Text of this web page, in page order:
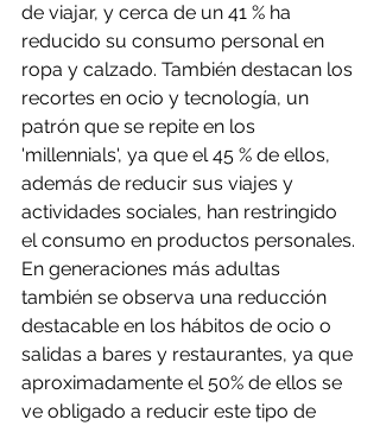
de viajar, y cerca de un 41 % ha
reducido su consumo personal en
ropa y calzado. También destacan los
recortes en ocio y tecnología, un
patrón que se repite en los
'millennials', ya que el 45 % de ellos,
además de reducir sus viajes y
actividades sociales, han restringido
el consumo en productos personales.
En generaciones más adultas
también se observa una reducción
destacable en los hábitos de ocio o
salidas a bares y restaurantes, ya que
aproximadamente el 50% de ellos se
ve obligado a reducir este tipo de